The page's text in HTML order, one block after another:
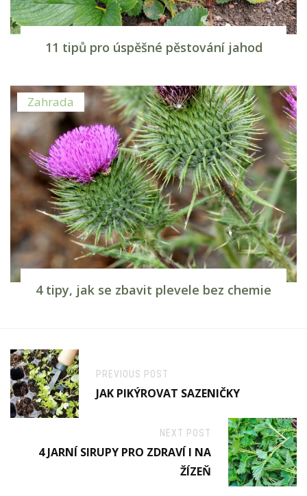
11 tipů pro úspěšné pěstování jahod
Zahrada
4 tipy, jak se zbavit plevele bez chemie
PREVIOUS POST
JAK PIKÝROVAT SAZENIČKY
NEXT POST
4 JARNÍ SIRUPY PRO ZDRAVÍ I NA
ŽÍZEŇ